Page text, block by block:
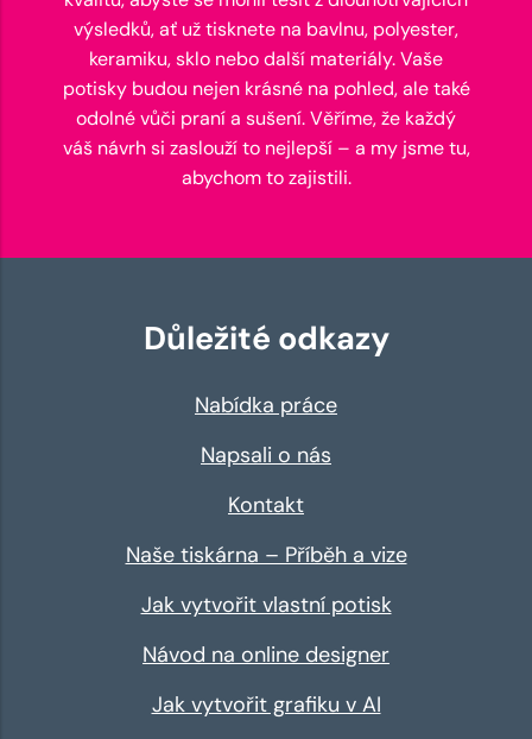
výsledků, ať už tisknete na bavlnu, polyester,
keramiku, sklo nebo další materiály. Vaše
potisky budou nejen krásné na pohled, ale také
odolné vůči praní a sušení. Věříme, že každý
váš návrh si zaslouží to nejlepší – a my jsme tu,
abychom to zajistili.
Důležité odkazy
Nabídka práce
Napsali o nás
Kontakt
Naše tiskárna – Příběh a vize
Jak vytvořit vlastní potisk
Návod na online designer
Jak vytvořit grafiku v AI